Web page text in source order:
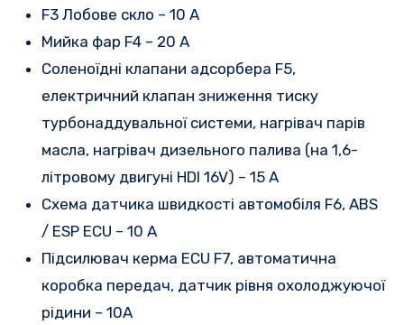
F3 Лобове скло – 10 A
Мийка фар F4 – 20 A
Соленоїдні клапани адсорбера F5,
електричний клапан зниження тиску
турбонаддувальної системи, нагрівач парів
масла, нагрівач дизельного палива (на 1,6-
літровому двигуні HDI 16V) – 15 А
Схема датчика швидкості автомобіля F6, ABS
/ ESP ECU – 10 А
Підсилювач керма ECU F7, автоматична
коробка передач, датчик рівня охолоджуючої
рідини – 10А